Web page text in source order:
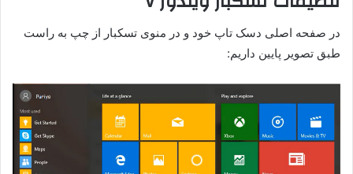
در صفحه اصلی دسک تاپ خود و در منوی تسکبار از چپ به راست
طبق تصویر پایین داریم: